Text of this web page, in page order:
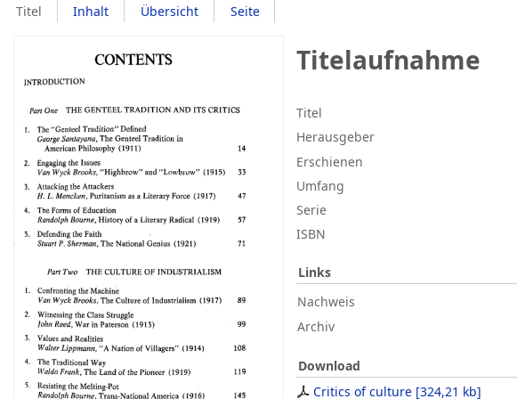
Titel Inhalt Übersicht Seite
Titelaufnahme
Titel
Herausgeber
Erschienen
Umfang
Serie
ISBN
Links
Nachweis
Archiv
Download
Critics of culture [324,21 kb]